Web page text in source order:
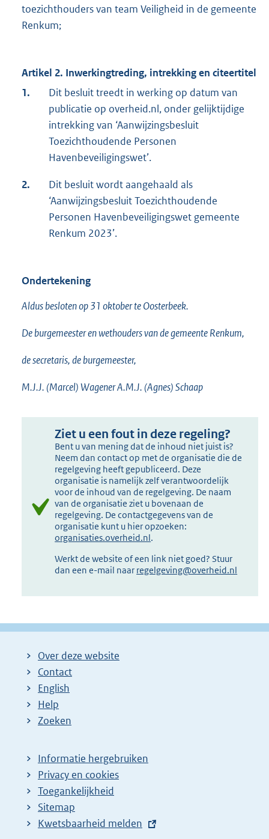
toezichthouders van team Veiligheid in de gemeente
Renkum;
Artikel 2. Inwerkingtreding, intrekking en citeertitel
1.
Dit besluit treedt in werking op datum van
publicatie op overheid.nl, onder gelijktijdige
intrekking van ‘Aanwijzingsbesluit
Toezichthoudende Personen
Havenbeveiligingswet’.
2.
Dit besluit wordt aangehaald als
‘Aanwijzingsbesluit Toezichthoudende
Personen Havenbeveiligingswet gemeente
Renkum 2023’.
Ondertekening
Aldus besloten op 31 oktober te Oosterbeek.
De burgemeester en wethouders van de gemeente Renkum,
de secretaris, de burgemeester,
M.J.J. (Marcel) Wagener A.M.J. (Agnes) Schaap
Ziet u een fout in deze regeling?
Bent u van mening dat de inhoud niet juist is?
Neem dan contact op met de organisatie die de
regelgeving heeft gepubliceerd. Deze
organisatie is namelijk zelf verantwoordelijk
voor de inhoud van de regelgeving. De naam
van de organisatie ziet u bovenaan de
regelgeving. De contactgegevens van de
organisatie kunt u hier opzoeken:
organisaties.overheid.nl.
Werkt de website of een link niet goed? Stuur
dan een e-mail naar regelgeving@overheid.nl
Over deze website
Contact
English
Help
Zoeken
Informatie hergebruiken
Privacy en cookies
Toegankelijkheid
Sitemap
E
Kwetsbaarheid melden